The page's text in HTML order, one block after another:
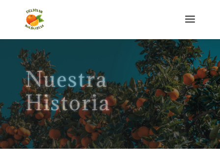
Nuestra
Historia